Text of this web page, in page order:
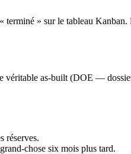
» sur le tableau
as-built (DOE —
réserves.
chose six mois plus tard.